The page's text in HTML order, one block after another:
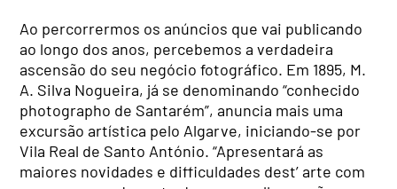
Ao percorrermos os anúncios que vai publicando
ao longo dos anos, percebemos a verdadeira
ascensão do seu negócio fotográfico. Em 1895, M.
A. Silva Nogueira, já se denominando “conhecido
photographo de Santarém”, anuncia mais uma
excursão artística pelo Algarve, iniciando-se por
Vila Real de Santo António. “Apresentará as
maiores novidades e difficuldades dest’ arte com